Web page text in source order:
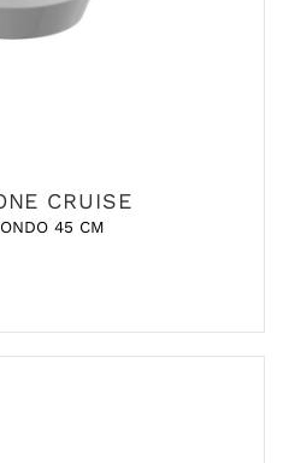
CRUISE
45 CM